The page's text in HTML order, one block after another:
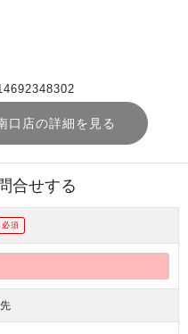
口店の詳細を見る
合せする
必須